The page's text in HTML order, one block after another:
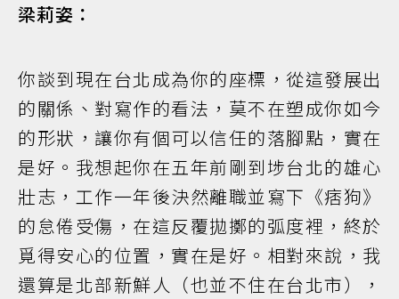
梁莉姿：
你談到現在台北成為你的座標，從這發展出
的關係、對寫作的看法，莫不在塑成你如今
的形狀，讓你有個可以信任的落腳點，實在
是好。我想起你在五年前剛到埗台北的雄心
壯志，工作一年後決然離職並寫下《痞狗》
的怠倦受傷，在這反覆拋擲的弧度裡，終於
覓得安心的位置，實在是好。相對來說，我
還算是北部新鮮人（也並不住在台北市），